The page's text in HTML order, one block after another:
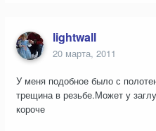
lightwall
20 марта, 2011
У меня подобное было с
трещина в резьбе.Может у
короче